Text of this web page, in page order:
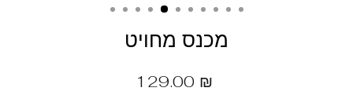
מכנס מחויט
מחיר
129.00 ₪